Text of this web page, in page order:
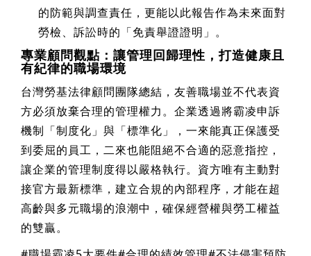
的防範與調查責任，更能以此報告作為未來面對
勞檢、訴訟時的「免責舉證證明」。
專業顧問觀點：讓管理回歸理性，打造健康且
有紀律的職場環境
台灣勞基法律顧問團隊總結，友善職場並不代表資
方必須放棄合理的管理權力。企業透過將霸凌申訴
機制「制度化」與「標準化」，一來能真正保護受
到委屈的員工，二來也能阻絕不合適的惡意指控，
讓企業的管理制度得以嚴格執行。資方唯有主動對
接官方最新標準，建立合規的內部程序，才能在超
高齡與多元職場的浪潮中，確保經營權與勞工權益
的雙贏。